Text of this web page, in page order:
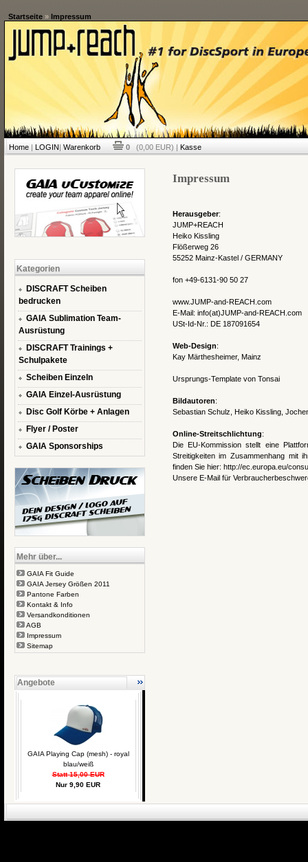
Startseite» Impressum
Home| LOGIN| Warenkorb 0 (0,00 EUR) | Kasse
Kategorien
DISCRAFT Scheiben
bedrucken
GAIA Sublimation Team-
Ausrüstung
DISCRAFT Trainings +
Schulpakete
Scheiben Einzeln
GAIA Einzel-Ausrüstung
Disc Golf Körbe + Anlagen
Flyer / Poster
GAIA Sponsorships
Mehr über...
GAIA Fit Guide
GAIA Jersey Größen 2011
Pantone Farben
Kontakt & Info
Versandkonditionen
AGB
Impressum
Sitemap
Angebote
GAIA Playing Cap (mesh) - royal
blau/weiß
Statt 15,00 EUR
Nur 9,90 EUR
Impressum
Herausgeber:
JUMP+REACH
Heiko Kissling
Flößerweg 26
55252 Mainz-Kastel / GERMANY
fon +49-6131-90 50 27
www.JUMP-and-REACH.com
E-Mail: info(at)JUMP-and-REACH.com
USt-Id-Nr.: DE 187091654
Web-Design:
Kay Märthesheimer, Mainz
Ursprungs-Template von Tonsai
Bildautoren:
Sebastian Schulz, Heiko Kissling,
Online-Streitschlichtung:
Die EU-Kommission stellt eine
Streitigkeiten im Zusammenhang mit
finden Sie hier: http://ec.europa.eu/
Unsere E-Mail für